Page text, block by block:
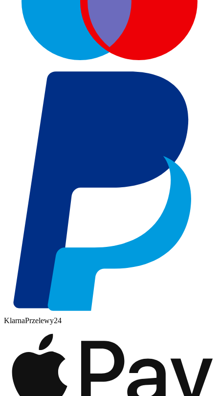
KlarnaPrzelewy24